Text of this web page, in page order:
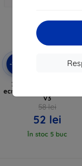
-10%
3MK ARC+ folie pentru
ecran complet Honor
V3
58 lei
52 lei
În stoc 5 buc